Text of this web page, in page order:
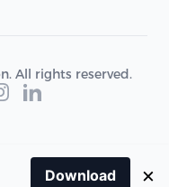
All rights reserved.
Download ×